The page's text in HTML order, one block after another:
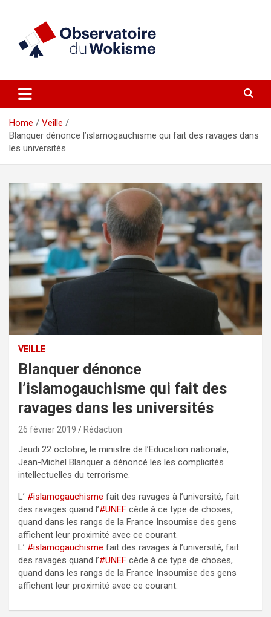
Observatoire du Wokisme
Home
Veille
Blanquer dénonce l’islamogauchisme qui fait des ravages dans
les universités
VEILLE
Blanquer dénonce
l’islamogauchisme qui fait des
ravages dans les universités
26 février 2019 Rédaction
Jeudi 22 octobre, le ministre de l’Education nationale,
Jean-Michel Blanquer a dénoncé les les complicités
intellectuelles du terrorisme.
L’ #islamogauchisme fait des ravages à l’université, fait
des ravages quand l’#UNEF cède à ce type de choses,
quand dans les rangs de la France Insoumise des gens
affichent leur proximité avec ce courant.
L’ #islamogauchisme fait des ravages à l’université, fait
des ravages quand l’#UNEF cède à ce type de choses,
quand dans les rangs de la France Insoumise des gens
affichent leur proximité avec ce courant.